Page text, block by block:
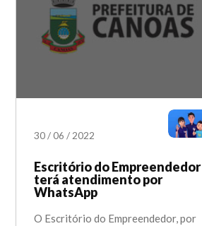
30 /06 /2022
Escritório do Empreendedor
terá atendimento por
WhatsApp
O Escritório do Empreendedor, por